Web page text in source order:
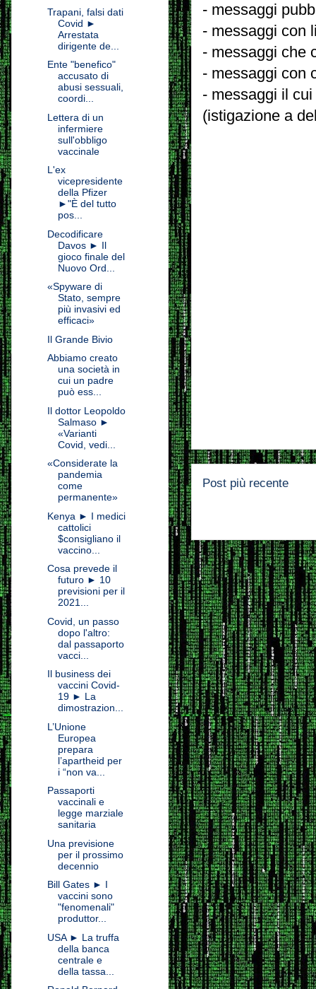
- messaggi
- messaggi con
- messaggi che
- messaggi con
- messaggi il
(istigazione a
Post più recente
Trapani, falsi dati
Covid ►
Arrestata
dirigente de...
Ente "benefico"
accusato di
abusi sessuali,
coordi...
Lettera di un
infermiere
sull'obbligo
vaccinale
L'ex
vicepresidente
della Pfizer
►"È del tutto
pos...
Decodificare
Davos ► Il
gioco finale del
Nuovo Ord...
«Spyware di
Stato, sempre
più invasivi ed
efficaci»
Il Grande Bivio
Abbiamo creato
una società in
cui un padre
può ess...
Il dottor Leopoldo
Salmaso ►
«Varianti
Covid, vedi...
«Considerate la
pandemia
come
permanente»
Kenya ► I medici
cattolici
$consigliano il
vaccino...
Cosa prevede il
futuro ► 10
previsioni per il
2021...
Covid, un passo
dopo l'altro:
dal passaporto
vacci...
Il business dei
vaccini Covid-
19 ► La
dimostrazion...
L’Unione
Europea
prepara
l’apartheid per
i “non va...
Passaporti
vaccinali e
legge marziale
sanitaria
Una previsione
per il prossimo
decennio
Bill Gates ► I
vaccini sono
"fenomenali"
produttor...
USA ► La truffa
della banca
centrale e
della tassa...